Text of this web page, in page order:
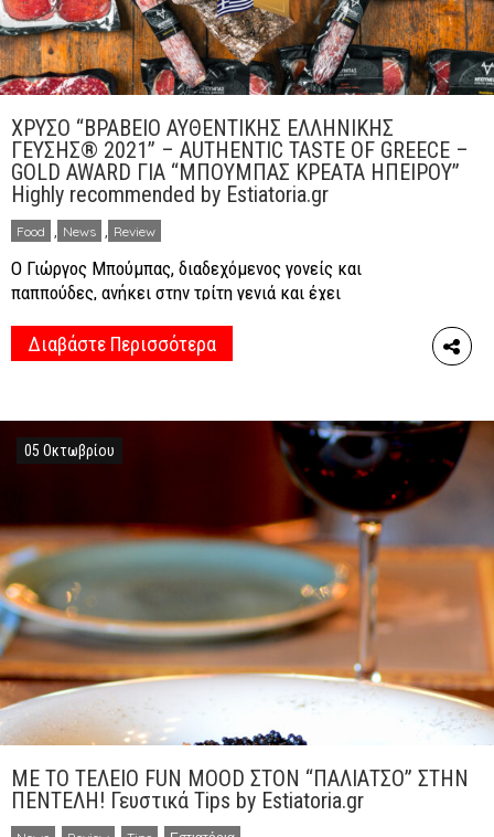
ΧΡΥΣΟ “ΒΡΑΒΕΙΟ ΑΥΘΕΝΤΙΚΗΣ ΕΛΛΗΝΙΚΗΣ
ΓΕΥΣΗΣ® 2021” – AUTHENTIC TASTE OF GREECE –
GOLD AWARD ΓΙΑ “ΜΠΟΥΜΠΑΣ ΚΡΕΑΤΑ ΗΠΕΙΡΟΥ”
Highly recommended by Estiatoria.gr
Food News Review
Ο Γιώργος Μπούμπας, διαδεχόμενος γονείς και
παππούδες, ανήκει στην τρίτη γενιά και έχει
Αττικής, με ποιοτικά κρέατα από τις ιδιόκτητες
φάρμες του στο Πωγώνι της Ηπείρου. Γνώστης του
γνήσιο ελληνικό κρέας άριστης ποιότητας και με
παρασκευές […]
Διαβάστε Περισσότερα
05 Οκτωβρίου
ΜΕ ΤΟ ΤΕΛΕΙΟ FUN MOOD ΣΤΟΝ “ΠΑΛΙΑΤΣΟ” ΣΤΗΝ
ΠΕΝΤΕΛΗ! Γευστικά Tips by Estiatoria.gr